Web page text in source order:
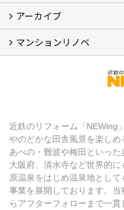
補助金・税制 (3)
コラム
ＳＮＳ
アーカイブ
【アーカイブ】近鉄の健
【アーカイブ】住まいの
マンションリノベ
近鉄のリフォーム「NEWing
やのどかな田舎風景を楽しめ
あべの・難波や梅田といっ
大阪府、清水寺など世界的
原温泉をはじめ温泉地とし
事業を展開しております。
らアフターフォローまで一